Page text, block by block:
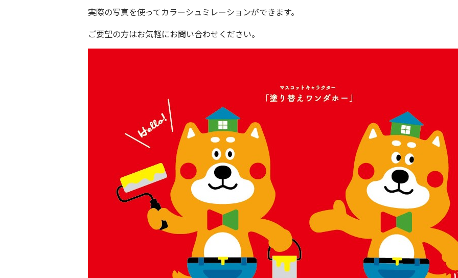
実際の写真を使ってカラーシュミレーションができます。
ご要望の方はお気軽にお問い合わせください。